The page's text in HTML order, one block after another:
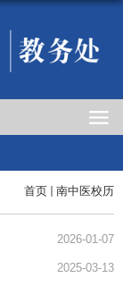
首页 南中医校历
2026-01-07
2025-03-13